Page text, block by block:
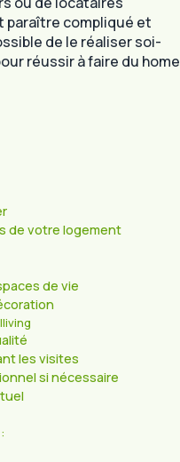
paraître compliqué et
de le réaliser soi-
réussir à faire du home
de votre logement
de vie
les visites
si nécessaire